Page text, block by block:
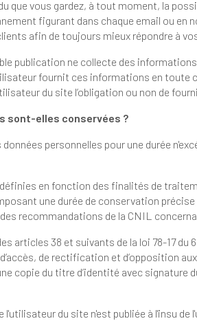
possibilité de vous opposer sans frais à la prospection commerciale, en
cliquant sur le lien de désabonnement figurant
afin de toujours mieux répondre à
des informations personnelles relatives à l'utilisateur que
notamment lorsqu'il procède par lui-même à
alors précisé à l'utilisateur du site l’obligation ou non
sont-elles conservées ?
pour une durée n'excédant pas celle nécessaire aux finalités pour
des finalités de traitement mis en œuvre par l'éditeur et
catégories de données, d’éventuels délais de
prescription applicables ainsi que des recommandations
de la loi 78-17 du 6 janvier 1978 relative à l’informatique, aux
en effectuant sa demande
publiée à l'insu de l'utilisateur, échangée, transférée, cédée ou